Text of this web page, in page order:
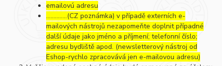
emailovú adresu
…………..(CZ poznámka) v případě externích e-
mailových nástrojů nezapomeňte doplnit případné
další údaje jako jméno a příjmení; telefonní číslo;
adresu bydliště apod. (newsletterový nástroj od
Eshop-rychlo zpracovává jen e-mailovou adresu)